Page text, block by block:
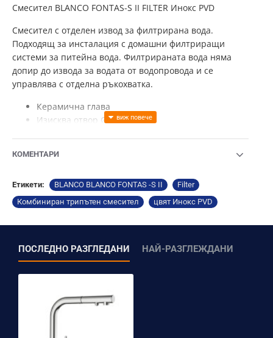
Смесител BLANCO FONTAS-S II FILTER Инокс PVD
Смесител с отделен извод за филтрирана вода.
Подходящ за инсталация с домашни филтриращи
системи за питейна вода. Филтрираната вода няма
допир до извода за водата от водопровода и се
управлява с отделна ръкохватка.
Керамична глава
Изисква отвор Ø35 мм
Висок и въртящ се на 180° извод
ВАЖНО! Филтриращата система НЕ е включена в
окомплектовката. Филтриращата система се закупува
КОМЕНТАРИ
Етикети: BLANCO BLANCO FONTAS -S II
Filter
Комбиниран трипътен смесител
цвят Инокс PVD
ПОСЛЕДНО РАЗГЛЕДАНИ НАЙ-РАЗГЛЕЖДАНИ